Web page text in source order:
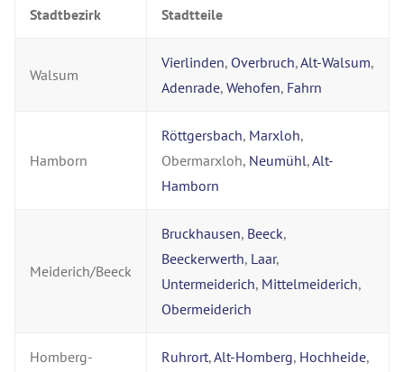
Stadtbezirk Stadtteile
Walsum
Vierlinden, Overbruch,Alt-Walsum,
Adenrade, Wehofen, Fahrn
Hamborn
Röttgersbach, Marxloh,
Obermarxloh, Neumühl,Alt-
Hamborn
Meiderich/Beeck
Bruckhausen, Beeck,
Beeckerwerth, Laar,
Untermeiderich, Mittelmeiderich,
Obermeiderich
Homberg-
Ruhrort,Alt-Homberg, Hochheide,